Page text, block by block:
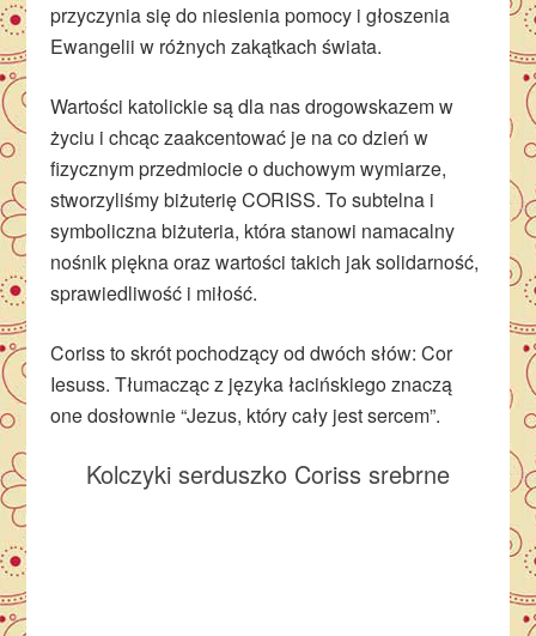
przyczynia się do niesienia pomocy i głoszenia
Ewangelii w różnych zakątkach świata.
Wartości katolickie są dla nas drogowskazem w
życiu i chcąc zaakcentować je na co dzień w
fizycznym przedmiocie o duchowym wymiarze,
stworzyliśmy biżuterię CORISS. To subtelna i
symboliczna biżuteria, która stanowi namacalny
nośnik piękna oraz wartości takich jak solidarność,
sprawiedliwość i miłość.
Coriss to skrót pochodzący od dwóch słów: Cor
Iesuss. Tłumacząc z języka łacińskiego znaczą
one dosłownie “Jezus, który cały jest sercem”.
Kolczyki serduszko Coriss srebrne